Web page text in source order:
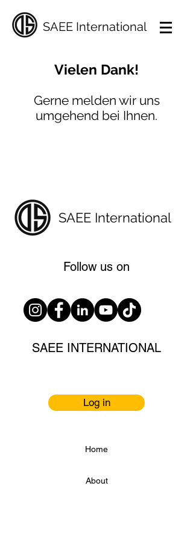
SAEE International
Vielen Dank!
Gerne melden wir uns
umgehend bei Ihnen.
SAEE International
Follow us on
SAEE INTERNATIONAL
Log in
Home
About